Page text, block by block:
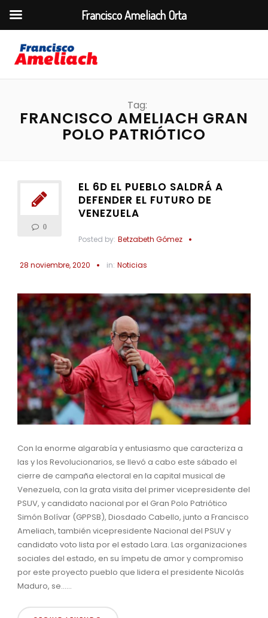
Tag:
FRANCISCO AMELIACH GRAN
POLO PATRIÓTICO
0
EL 6D EL PUEBLO SALDRÁ A
DEFENDER EL FUTURO DE
VENEZUELA
Posted by: Betzabeth Gómez
28 noviembre, 2020 in: Noticias
Con la enorme algarabía y entusiasmo que caracteriza a
las y los Revolucionarios, se llevó a cabo este sábado el
cierre de campaña electoral en la capital musical de
Venezuela, con la grata visita del primer vicepresidente del
PSUV, y candidato nacional por el Gran Polo Patriótico
Simón Bolívar (GPPSB), Diosdado Cabello, junto a Francisco
Ameliach, también vicepresidente Nacional del PSUV y
candidato voto lista por el estado Lara. Las organizaciones
sociales del estado, en su ímpetu de amor y compromiso
por este proyecto pueblo que lidera el presidente Nicolás
Maduro, se......
Francisco Ameliach Orta